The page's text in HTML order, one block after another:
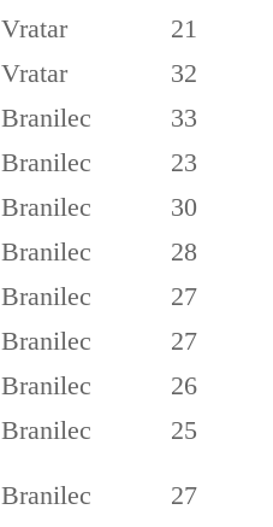
Vratar
21
Vratar
32
Branilec
33
Branilec
23
Branilec
30
Branilec
28
Branilec
27
Branilec
27
Branilec
26
Branilec
25
Branilec 27